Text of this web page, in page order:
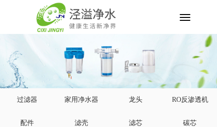
切
过滤器 家用净水器 龙头 RO反渗透机
配件 滤壳 滤芯 碳芯